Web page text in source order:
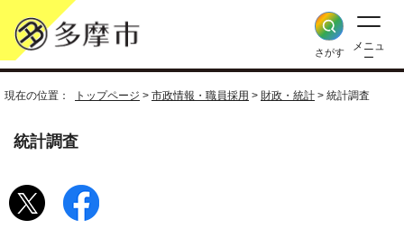
さがす
メニュ
ー
現在の位置： トップページ > 市政情報・職員採用 > 財政・統計 > 統計調査
統計調査